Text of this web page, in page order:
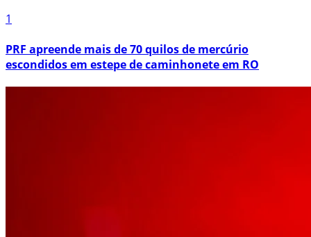
1
PRF apreende mais de 70 quilos de mercúrio
escondidos em estepe de caminhonete em RO